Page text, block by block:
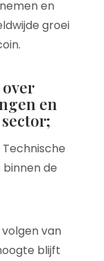
en
groei
en
de
van
blijft